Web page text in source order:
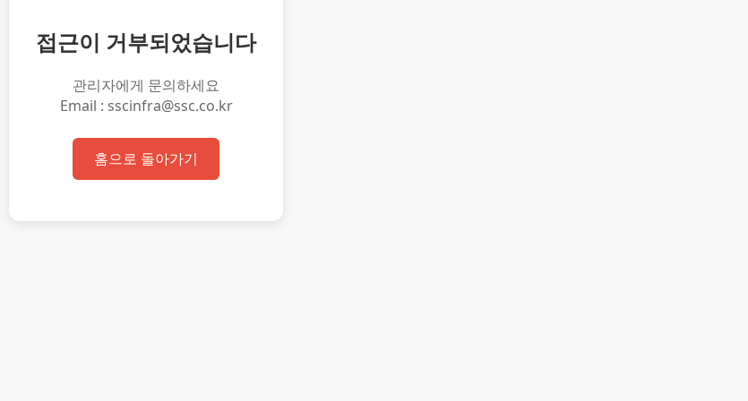
접근이 거부되었습니다
관리자에게 문의하세요
Email : sscinfra@ssc.co.kr
홈으로 돌아가기